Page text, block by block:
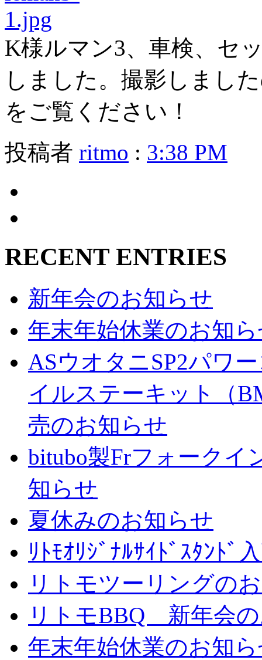
K様ルマン3、車検、セ
しました。撮影しまし
をご覧ください！
投稿者 ritmo : 3:38 PM
RECENT ENTRIES
新年会のお知らせ
年末年始休業のお知
ASウオタニSP2パワ
イルステーキット（
売のお知らせ
bitubo製Frフォークイ
知らせ
夏休みのお知らせ
ﾘﾄﾓｵﾘｼﾞﾅﾙｻｲﾄﾞｽﾀﾝﾄﾞ
リトモツーリングの
リトモBBQ 新年会
年末年始休業のお知